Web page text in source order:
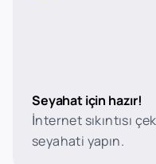
Seyahat için hazır!
İnternet sıkıntısı
seyahati yapın.